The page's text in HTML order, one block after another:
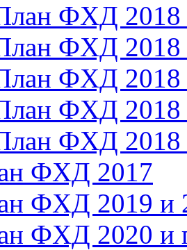
ФХД
ФХД
ФХД
ФХД
ФХД
ФХД 2017
ФХД 2019 и
ФХД 2020 и